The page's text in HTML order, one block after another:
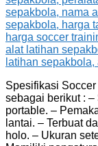
Spesifikasi
sebagai berikut :
portable. –
lantai. – Terbuat
holo. – Ukuran